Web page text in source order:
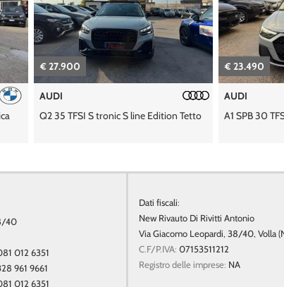
€ 23.490
AUDI
A1 SPB 30 TFSI Admired Advanced
€ 14.500
CITROEN
C3 Aircross
40
012 6351
961 9661
012 6351
Dati fiscali:
New Rivauto Di Rivitti Antonio
Via Giacomo Leopardi, 38/40, Volla
C.F/P.IVA: 07153511212
Registro delle imprese: NA